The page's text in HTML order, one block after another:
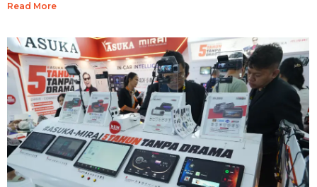
Read More